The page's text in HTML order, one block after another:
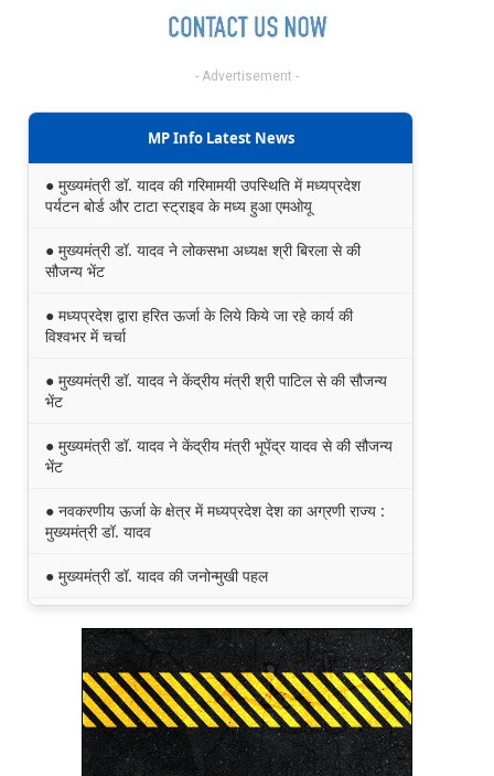
- Advertisement -
MP Info Latest News
● मुख्यमंत्री डॉ. यादव की गरिमामयी उपस्थिति में मध्यप्रदेश
पर्यटन बोर्ड और टाटा स्ट्राइव के मध्य हुआ एमओयू
● मुख्यमंत्री डॉ. यादव ने लोकसभा अध्यक्ष श्री बिरला से की
सौजन्य भेंट
● मध्यप्रदेश द्वारा हरित ऊर्जा के लिये किये जा रहे कार्य की
विश्वभर में चर्चा
● मुख्यमंत्री डॉ. यादव ने केंद्रीय मंत्री श्री पाटिल से की सौजन्य
भेंट
● मुख्यमंत्री डॉ. यादव ने केंद्रीय मंत्री भूपेंद्र यादव से की सौजन्य
भेंट
● नवकरणीय ऊर्जा के क्षेत्र में मध्यप्रदेश देश का अग्रणी राज्य :
मुख्यमंत्री डॉ. यादव
● मुख्यमंत्री डॉ. यादव की जनोन्मुखी पहल
की पुण्यतिथि पर श्रद्धांजलि अर्पित की
● जन-कल्याणकारी तथा हितग्राही मूलक योजनाओं को अधिक
प्रभावी बनाने के लिए अनुशंसाएं देने उच्च स्तरीय समिति गठित
● मध्यप्रदेश में सृजन संवाद अभियान का शुभारंभ